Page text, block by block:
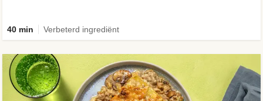
40 min Verbeterd ingrediënt